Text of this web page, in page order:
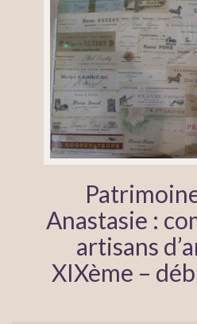
Anastasie :
artisans
XIXème –